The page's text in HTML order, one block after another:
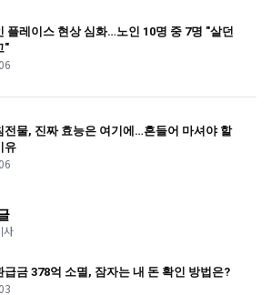
플레이스 현상 심화…노인 10명 중 7명 "살던
"
전물, 진짜 효능은 여기에…흔들어 마셔야 할
유
사
급금 378억 소멸, 잠자는 내 돈 확인 방법은?